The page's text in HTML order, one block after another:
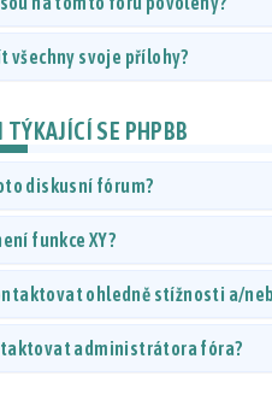
všechny svoje přílohy?
SE PHPBB
diskusní fórum?
funkce XY?
ohledně stížnosti a/
administrátora fóra?